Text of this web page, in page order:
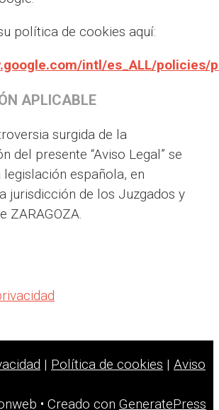
política de cookies aquí:
intl/es_ALL/policies/
APLICABLE
surgida de la
del presente “Aviso Legal” se
española, en
jurisdicción de los Juzgados y
ZARAGOZA.
| Política de cookies | Aviso
• Creado con GeneratePress